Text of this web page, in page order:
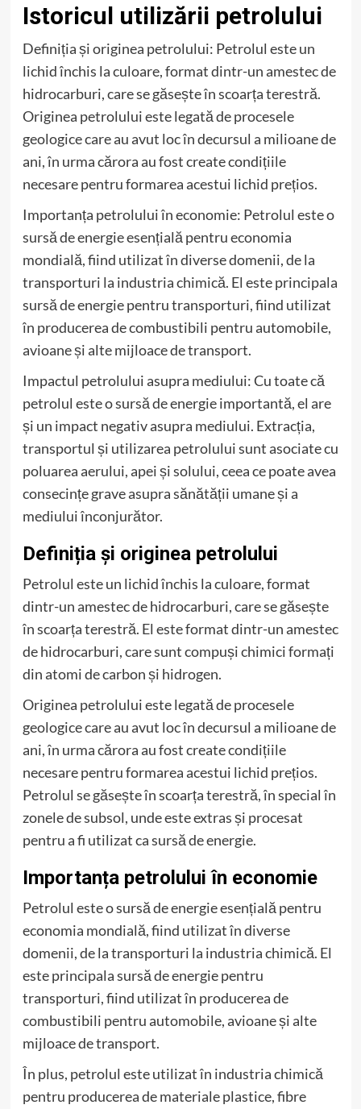
Istoricul utilizării petrolului
Definiția și originea petrolului: Petrolul este un
lichid închis la culoare, format dintr-un amestec de
hidrocarburi, care se găsește în scoarța terestră.
Originea petrolului este legată de procesele
geologice care au avut loc în decursul a milioane de
ani, în urma cărora au fost create condițiile
necesare pentru formarea acestui lichid prețios.
Importanța petrolului în economie: Petrolul este o
sursă de energie esențială pentru economia
mondială, fiind utilizat în diverse domenii, de la
transporturi la industria chimică. El este principala
sursă de energie pentru transporturi, fiind utilizat
în producerea de combustibili pentru automobile,
avioane și alte mijloace de transport.
Impactul petrolului asupra mediului: Cu toate că
petrolul este o sursă de energie importantă, el are
și un impact negativ asupra mediului. Extracția,
transportul și utilizarea petrolului sunt asociate cu
poluarea aerului, apei și solului, ceea ce poate avea
consecințe grave asupra sănătății umane și a
mediului înconjurător.
Definiția și originea petrolului
Petrolul este un lichid închis la culoare, format
dintr-un amestec de hidrocarburi, care se găsește
în scoarța terestră. El este format dintr-un amestec
de hidrocarburi, care sunt compuși chimici formați
din atomi de carbon și hidrogen.
Originea petrolului este legată de procesele
geologice care au avut loc în decursul a milioane de
ani, în urma cărora au fost create condițiile
necesare pentru formarea acestui lichid prețios.
Petrolul se găsește în scoarța terestră, în special în
zonele de subsol, unde este extras și procesat
pentru a fi utilizat ca sursă de energie.
Importanța petrolului în economie
Petrolul este o sursă de energie esențială pentru
economia mondială, fiind utilizat în diverse
domenii, de la transporturi la industria chimică. El
este principala sursă de energie pentru
transporturi, fiind utilizat în producerea de
combustibili pentru automobile, avioane și alte
mijloace de transport.
În plus, petrolul este utilizat în industria chimică
pentru producerea de materiale plastice, fibre